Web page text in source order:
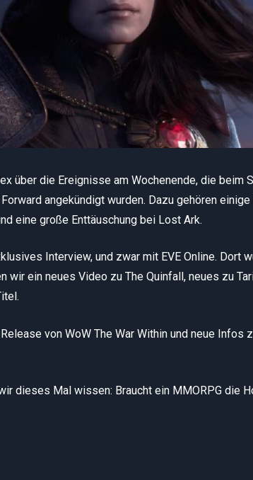
über die Ereignisse am Wochenende, die beim
angekündigt wurden. Dazu gehören
eine große Enttäuschung bei Lost Ark.
Interview, und zwar mit EVE Online. Dort
ein neues Video zu The Quinfall, neues zu
von WoW The War Within und neue Infos
dieses Mal wissen: Braucht ein MMORPG die